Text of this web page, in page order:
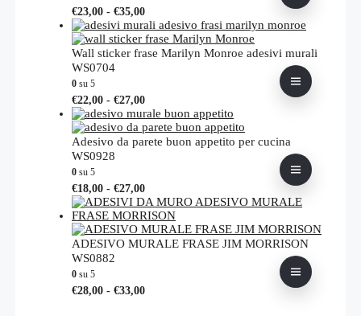
pagina
del
prodotto
€23,00 - €35,00Fascia
di
prezzo:
da
Questo
prodotto
ha
più
possono
essere
scelte
nella
prodotto
Wall sticker frase Marilyn Monroe adesivi murali
WS0704
0 su 5
€22,00 - €27,00Fascia
di
prezzo:
da
Questo
prodotto
ha
più
possono
essere
scelte
nella
pagina
Adesivo da parete buon appetito per cucina
WS0928
0 su 5
€18,00 - €27,00Fascia
di
prezzo:
da
€18,00
a
Questo
prodotto
ha
più
varianti.
essere
ADESIVO MURALE FRASE JIM MORRISON
WS0882
0 su 5
€28,00 - €33,00Fascia
Questo